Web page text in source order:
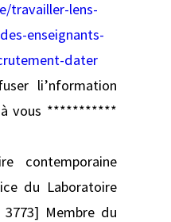
travailler-lens-
enseignants-
dater
li’nformation
vous ***********
contemporaine
du Laboratoire
Membre du